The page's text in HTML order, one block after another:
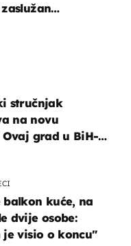
stručnjak
na novu
grad u BiH-u
balkon kuće, na
dvije osobe:
visio o koncu"